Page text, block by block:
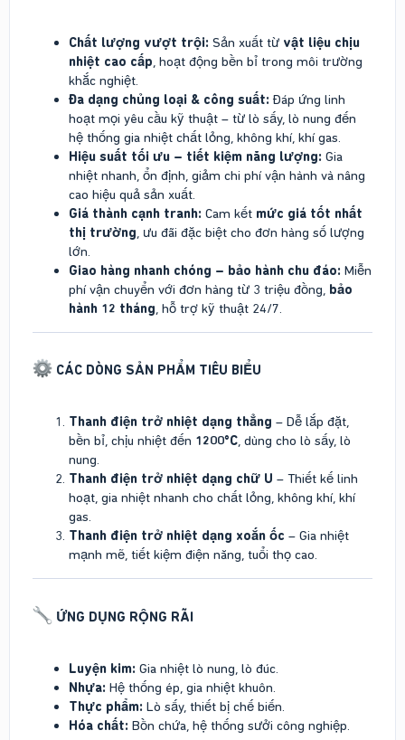
Chất lượng vượt trội: Sản xuất từ vật liệu chịu
nhiệt cao cấp, hoạt động bền bỉ trong môi trường
khắc nghiệt.
Đa dạng chủng loại & công suất: Đáp ứng linh
hoạt mọi yêu cầu kỹ thuật – từ lò sấy, lò nung đến
hệ thống gia nhiệt chất lỏng, không khí, khí gas.
Hiệu suất tối ưu – tiết kiệm năng lượng: Gia
nhiệt nhanh, ổn định, giảm chi phí vận hành và nâng
cao hiệu quả sản xuất.
Giá thành cạnh tranh: Cam kết mức giá tốt nhất
thị trường, ưu đãi đặc biệt cho đơn hàng số lượng
lớn.
Giao hàng nhanh chóng – bảo hành chu đáo: Miễn
phí vận chuyển với đơn hàng từ 3 triệu đồng, bảo
hành 12 tháng, hỗ trợ kỹ thuật 24/7.
CÁC DÒNG SẢN PHẨM TIÊU BIỂU
Thanh điện trở nhiệt dạng thẳng – Dễ lắp đặt,
bền bỉ, chịu nhiệt đến 1200°C, dùng cho lò sấy, lò
nung.
Thanh điện trở nhiệt dạng chữ U – Thiết kế linh
hoạt, gia nhiệt nhanh cho chất lỏng, không khí, khí
gas.
Thanh điện trở nhiệt dạng xoắn ốc – Gia nhiệt
mạnh mẽ, tiết kiệm điện năng, tuổi thọ cao.
ỨNG DỤNG RỘNG RÃI
Luyện kim: Gia nhiệt lò nung, lò đúc.
Nhựa: Hệ thống ép, gia nhiệt khuôn.
Thực phẩm: Lò sấy, thiết bị chế biến.
Hóa chất: Bồn chứa, hệ thống sưởi công nghiệp.